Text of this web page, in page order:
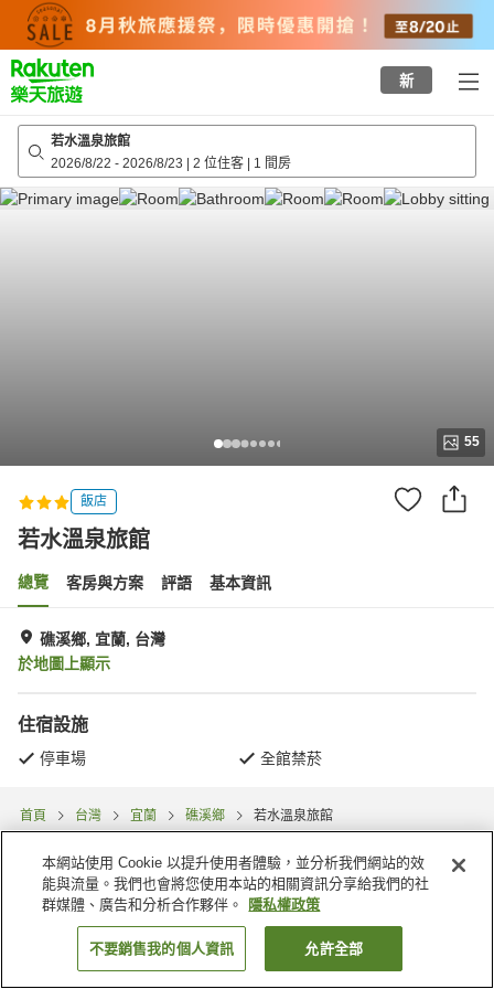
top
page
新
若水溫泉旅館
2026/8/22 - 2026/8/23 | 2 位住客 | 1 間房
55
飯店
若水溫泉旅館
總覽 客房與方案 評語 基本資訊
礁溪鄉, 宜蘭, 台灣
於地圖上顯示
住宿設施
停車場 全館禁菸
首頁 台灣 宜蘭 礁溪鄉 若水溫泉旅館
找客房
本網站使用 Cookie 以提升使用者體驗，並分析我們網站的效
能與流量。我們也會將您使用本站的相關資訊分享給我們的社
群媒體、廣告和分析合作夥伴。
隱私權政策
不要銷售我的個人資訊 允許全部